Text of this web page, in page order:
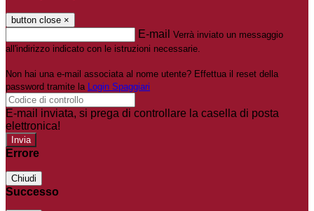
button close ×
E-mail Verrà inviato un messaggio
all'indirizzo indicato con le istruzioni necessarie.
Non hai una e-mail associata al nome utente? Effettua il reset della
password tramite la Login Spaggiari
E-mail inviata, si prega di controllare la casella di posta
elettronica!
Errore
Chiudi
Successo